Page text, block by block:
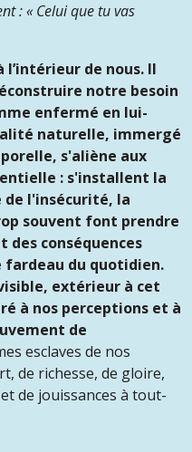
: « Celui que tu vas
de nous. Il
notre besoin
enfermé en lui-
naturelle, immergé
s'aliène aux
: s'installent la
de l'insécurité, la
souvent font prendre
des conséquences
fardeau du quotidien.
extérieur à cet
à nos perceptions et à
de
esclaves de nos
de richesse, de gloire,
de jouissances à tout-